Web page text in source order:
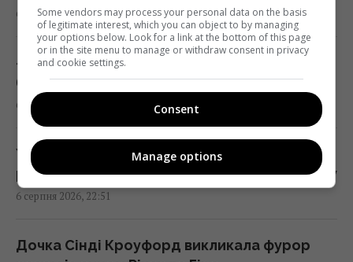
Частина ракети SpaceX розбилася об
Місяць: вчені розповіли про побачене в
телескоп
20:58 четвер, 06 серпня 2026
Китай оточив пустелю деревами: через
роки вона почала поглинати більше CO₂
20:52 четвер, 06 серпня 2026
"Стародавній" римський театр, популярний
6 серпня 2026, 23:03
«Їй було всього 26»: померла популярна
блогерка, яка надихала мільйони
6 серпня 2026, 22:53
Україна може отримати новий захист від
ракет РФ: Сікорський зробив важливу заяву
6 серпня 2026, 22:51
Дочка Сінді Кроуфорд викликала фурор
Some vendors may process your personal data on the basis
of legitimate interest, which you can object to by managing
your options below. Look for a link at the bottom of this page
or in the site menu to manage or withdraw consent in privacy
and cookie settings.
Consent
Manage options